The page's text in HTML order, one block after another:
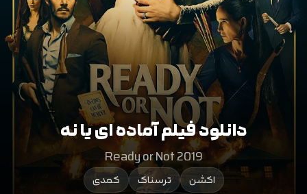
دانلود فیلم آماده ای یا نه
Ready or Not 2019
اکشن ترسناک کمدی